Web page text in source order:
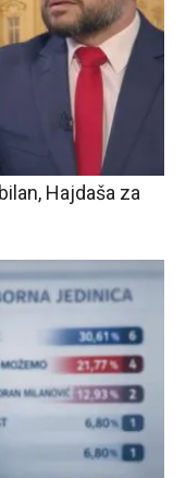
Hajdaša za